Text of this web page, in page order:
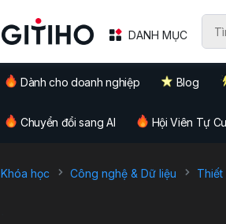
DANH MỤC
Dành cho doanh nghiệp Blog
Chuyển đổi sang AI Hội Viên Tự
Khóa học Công nghệ & Dữ liệu